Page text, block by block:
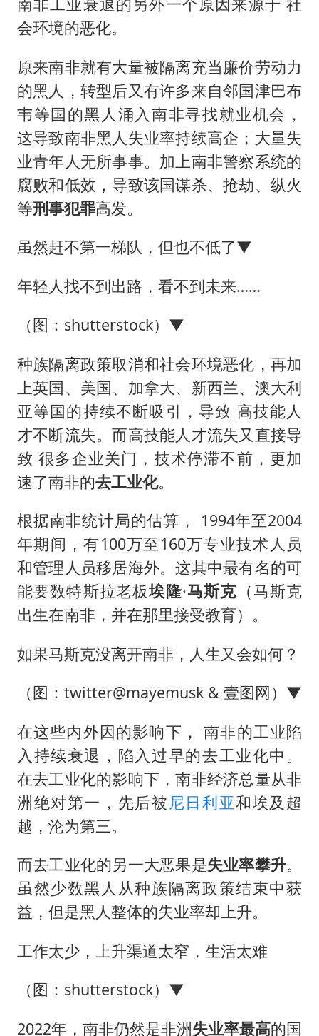
南非工业衰退的另外一个原因来源于 社
会环境的恶化。
原来南非就有大量被隔离充当廉价劳动力
的黑人，转型后又有许多来自邻国津巴布
韦等国的黑人涌入南非寻找就业机会，
这导致南非黑人失业率持续高企；大量失
业青年人无所事事。加上南非警察系统的
腐败和低效，导致该国谋杀、抢劫、纵火
等刑事犯罪高发。
虽然赶不第一梯队，但也不低了▼
年轻人找不到出路，看不到未来……
（图：shutterstock）▼
种族隔离政策取消和社会环境恶化，再加
上英国、美国、加拿大、新西兰、澳大利
亚等国的持续不断吸引，导致 高技能人
才不断流失。而高技能人才流失又直接导
致 很多企业关门，技术停滞不前，更加
速了南非的去工业化。
根据南非统计局的估算， 1994年至2004
年期间，有100万至160万专业技术人员
和管理人员移居海外。这其中最有名的可
能要数特斯拉老板埃隆·马斯克 （马斯克
出生在南非，并在那里接受教育）。
如果马斯克没离开南非，人生又会如何？
（图：twitter@mayemusk & 壹图网）▼
在这些内外因的影响下， 南非的工业陷
入持续衰退，陷入过早的去工业化中。
在去工业化的影响下，南非经济总量从非
洲绝对第一，先后被尼日利亚和埃及超
越，沦为第三。
而去工业化的另一大恶果是失业率攀升。
虽然少数黑人从种族隔离政策结束中获
益，但是黑人整体的失业率却上升。
工作太少，上升渠道太窄，生活太难
（图：shutterstock）▼
2022年，南非仍然是非洲失业率最高的国